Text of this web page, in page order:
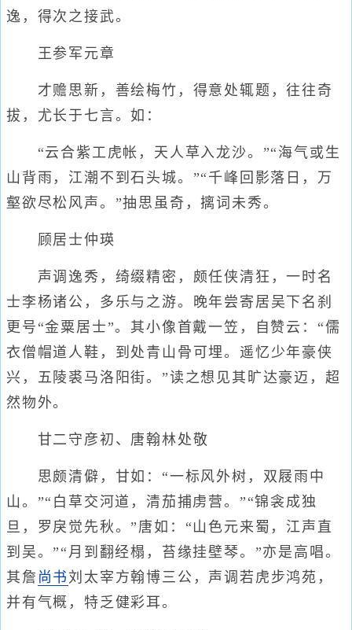
逸，得次之接武。
王参军元章
才赡思新，善绘梅竹，得意处辄题，往往奇
拔，尤长于七言。如：
“云合紫工虎帐，天人草入龙沙。”“海气或生
山背雨，江潮不到石头城。”“千峰回影落日，万
壑欲尽松风声。”抽思虽奇，摛词未秀。
顾居士仲瑛
声调逸秀，绮缀精密，颇任侠清狂，一时名
士李杨诸公，多乐与之游。晚年尝寄居吴下名刹
更号“金粟居士”。其小像首戴一笠，自赞云：“儒
衣僧帽道人鞋，到处青山骨可埋。遥忆少年豪侠
兴，五陵裘马洛阳街。”读之想见其旷达豪迈，超
然物外。
甘二守彦初、唐翰林处敬
思颇清僻，甘如：“一标风外树，双屐雨中
山。”“白草交河道，清茄捕虏营。”“锦衾成独
旦，罗戾觉先秋。”唐如：“山色元来蜀，江声直
到吴。”“月到翻经榻，苔缘挂壁琴。”亦是高唱。
其詹 尚书刘太宰方翰博三公，声调若虎步鸿苑，
并有气概，特乏健彩耳。